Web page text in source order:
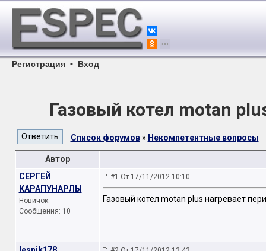
Регистрация • Вход
Газовый котел motan
Список форумов» Некомпетентные вопросы
Автор
СЕРГЕЙ
КАРАПУНАРЛЫ
Новичок
Сообщения: 10
#1 От 17/11/2012 10:10
Газовый котел motan plus нагревает